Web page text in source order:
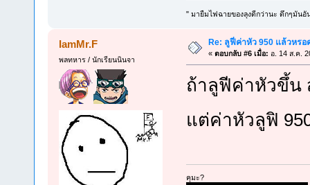
" มายืมไฟฉายของลุงดีกว่านะ ดึกๆมันอั
IamMr.F
พลทหาร / นักเรียนนินจา
Re: ลูฟี่ค่าหัว 950 แล้วหรอ
« ตอบกลับ #6 เมื่อ: อ. 14 ส.ค.
ถ้าลูฟีค่าหัวขึ้น
แต่ค่าหัวลูฟิ
คุมะ?